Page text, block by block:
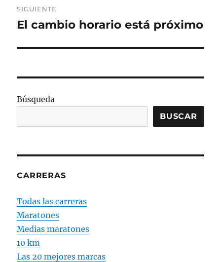
SIGUIENTE
Entrada
El cambio horario está próximo
Búsqueda
BUSCAR
CARRERAS
Todas las carreras
Maratones
Medias maratones
10 km
Las 20 mejores marcas